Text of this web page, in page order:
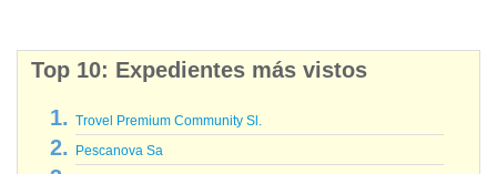
Top 10: Expedientes más vistos
Trovel Premium Community Sl.
Pescanova Sa